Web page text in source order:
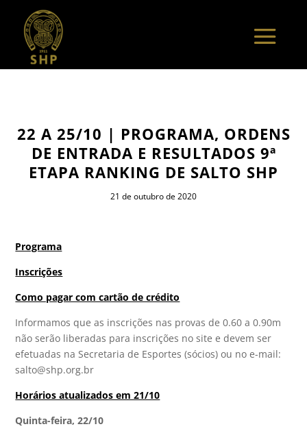
22 A 25/10 | PROGRAMA, ORDENS
DE ENTRADA E RESULTADOS 9ª
ETAPA RANKING DE SALTO SHP
21 de outubro de 2020
Programa
Inscrições
Como pagar com cartão de crédito
Informamos que as inscrições nas provas de 0.60 a 0.90m
não serão liberadas para inscrições no site e devem ser
efetuadas na Secretaria de Esportes (sócios) ou no e-mail:
salto@shp.org.br
Horários atualizados em 21/10
Quinta-feira, 22/10